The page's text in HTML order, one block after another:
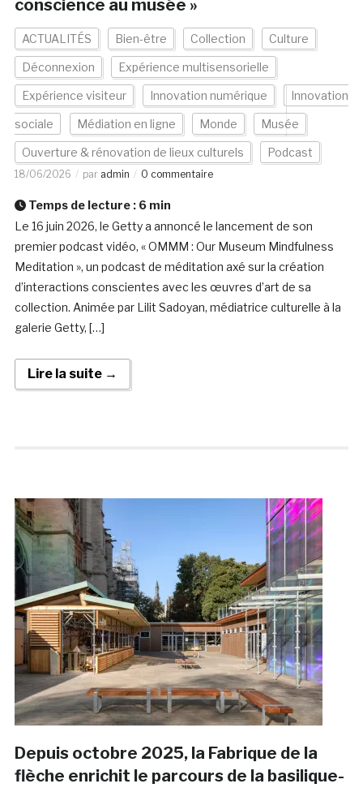
conscience au musée »
ACTUALITÉS Bien-être Collection Culture
Déconnexion Expérience multisensorielle
Expérience visiteur Innovation numérique Innovation
sociale Médiation en ligne Monde Musée
Ouverture & rénovation de lieux culturels Podcast
18/06/2026 par admin 0 commentaire
Temps de lecture : 6 min
Le 16 juin 2026, le Getty a annoncé le lancement de son
premier podcast vidéo, « OMMM : Our Museum Mindfulness
Meditation », un podcast de méditation axé sur la création
d’interactions conscientes avec les œuvres d’art de sa
collection. Animée par Lilit Sadoyan, médiatrice culturelle à la
galerie Getty, […]
Lire la suite →
Depuis octobre 2025, la Fabrique de la
flèche enrichit le parcours de la basilique-